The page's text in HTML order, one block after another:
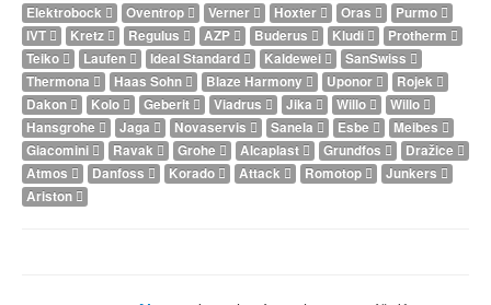
Elektrobock
Oventrop Verner Hoxter Oras
Purmo
IVT
Kretz Regulus AZP Buderus Kludi
Protherm
Teiko
Laufen Ideal Standard Kaldewei
SanSwiss
Thermona
Haas Sohn Blaze Harmony Uponor
Rojek
Dakon
Kolo Geberit Viadrus Jika Willo
Willo
Hansgrohe
Jaga Novaservis Sanela Esbe
Meibes
Giacomini
Ravak Grohe Alcaplast Grundfos
Dražice
Atmos
Danfoss Korado Attack Romotop
Junkers
Ariston